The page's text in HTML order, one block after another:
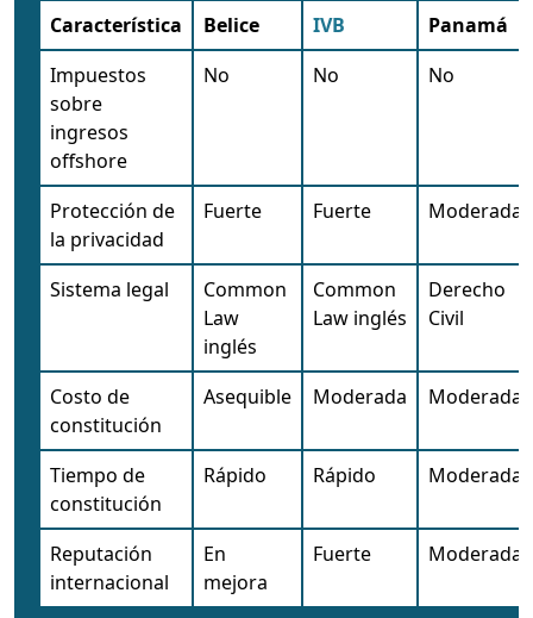
Característica Belice IVB
Panamá
Impuestos
sobre
ingresos
offshore
No No No
Protección de
la privacidad
Fuerte Fuerte Moderada
Sistema legal
Common
Law
inglés
Common
Law inglés
Derecho
Civil
Costo de
constitución
Asequible Moderada Moderada
Tiempo de
constitución
Rápido Rápido Moderada
Reputación
internacional
En
mejora
Fuerte Moderada